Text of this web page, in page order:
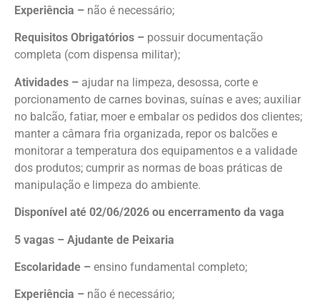
Experiência – não é necessário;
Requisitos Obrigatórios – possuir documentação
completa (com dispensa militar);
Atividades – ajudar na limpeza, desossa, corte e
porcionamento de carnes bovinas, suínas e aves; auxiliar
no balcão, fatiar, moer e embalar os pedidos dos clientes;
manter a câmara fria organizada, repor os balcões e
monitorar a temperatura dos equipamentos e a validade
dos produtos; cumprir as normas de boas práticas de
manipulação e limpeza do ambiente.
Disponível até 02/06/2026 ou encerramento da vaga
5 vagas – Ajudante de Peixaria
Escolaridade – ensino fundamental completo;
Experiência – não é necessário;